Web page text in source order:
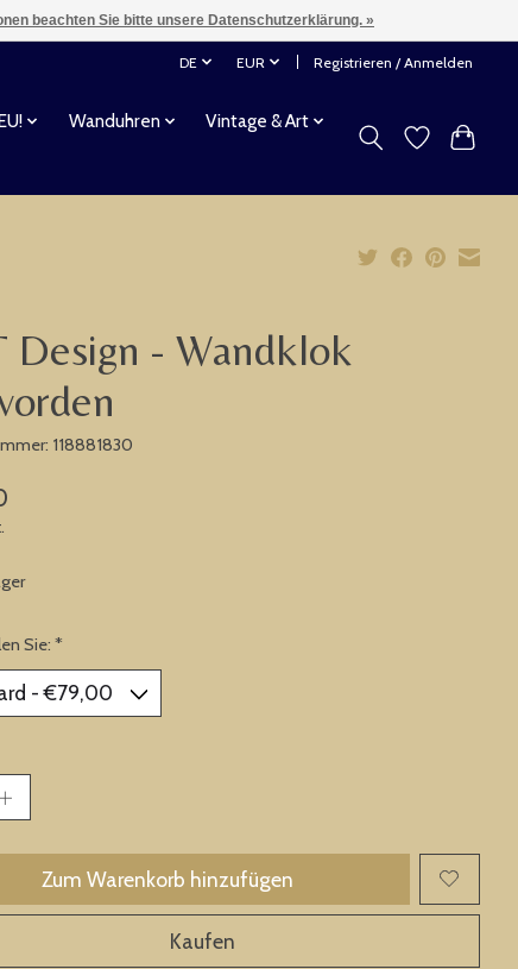
DE EUR Registrieren / Anmelden
Wanduhren
Vintage & Art
Design - Wandklok
118881830
Sie: *
Zum Warenkorb hinzufügen
Kaufen
beachten Sie bitte unsere Datenschutzerklärung. »